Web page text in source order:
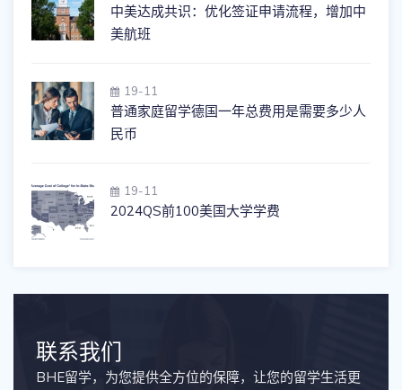
中美达成共识：优化签证申请流程，增加中
美航班
19-11
普通家庭留学德国一年总费用是需要多少人
民币
19-11
2024QS前100美国大学学费
联系我们
BHE留学，为您提供全方位的保障，让您的留学生活更